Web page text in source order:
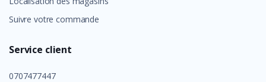
Suivre votre commande
Service client
0707477447